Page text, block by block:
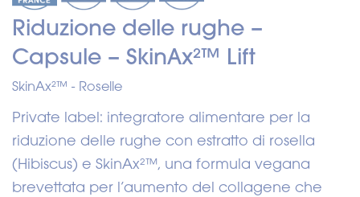
Riduzione delle rughe –
Capsule – SkinAx²™ Lift
SkinAx²™ Roselle
Private label: integratore alimentare per la
riduzione delle rughe con estratto di rosella
(Hibiscus) e SkinAx²™, una formula vegana
brevettata per l’aumento del collagene che